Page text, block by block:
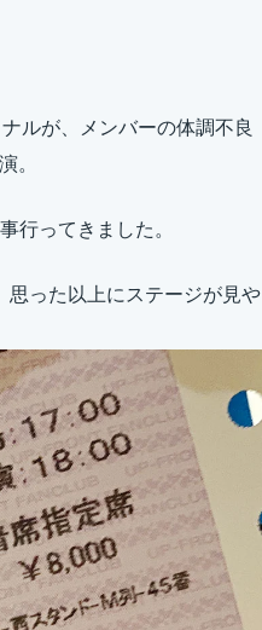
ルが、メンバーの体調不良
。
行ってきました。
思った以上にステージが見や